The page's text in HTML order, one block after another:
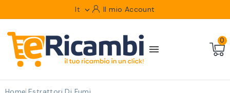
It  Il mio Account

0